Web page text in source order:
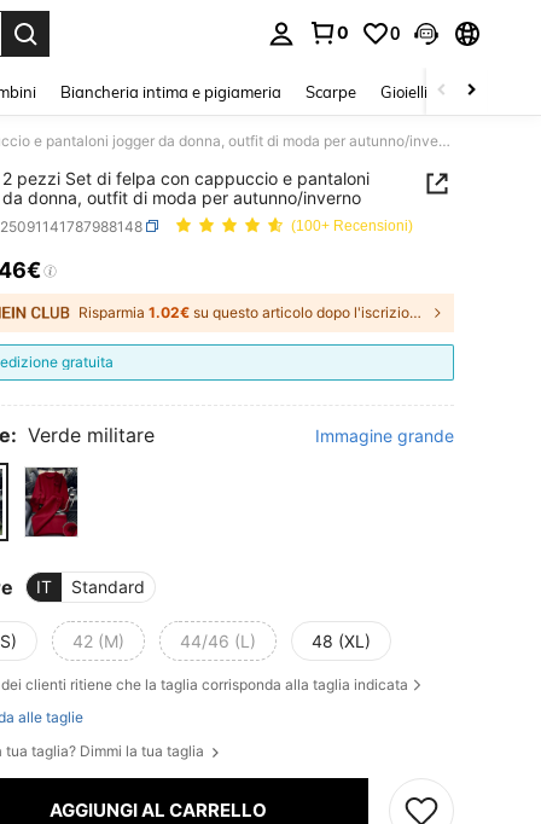
0 0
Biancheria intima e pigiameria Scarpe Gioielli E Accessori
SHEIN 2 pezzi Set di felpa con cappuccio e pantaloni jogger da donna, outfit di moda per autunno/inverno
2 pezzi Set di felpa con cappuccio e pantaloni
donna, outfit di moda per autunno/inverno
(100+ Recensioni)
AND AVAILABILITY
Risparmia 1.02€ su questo articolo dopo l'iscrizione.
gratuita
Verde militare Immagine grande
IT Standard
42 (M) 44/46 (L) 48 (XL)
dei clienti ritiene che la taglia corrisponda alla taglia indicata
alle taglie
tua taglia? Dimmi la tua taglia
AGGIUNGI AL CARRELLO